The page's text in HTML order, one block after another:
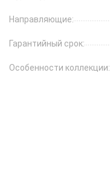
Направляющие:
Гарантийный срок:
Особенности коллекции: